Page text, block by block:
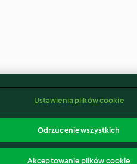
Ustawienia plików cookie
Odrzucenie wszystkich
Akceptowanie plików cookie